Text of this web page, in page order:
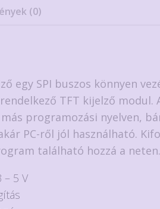
(0)
egy SPI buszos könnyen
TFT kijelző modul.
programozási nyelven,
PC-ről jól használható.
található hozzá a neten.
– 5 V